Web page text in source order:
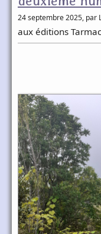
24 septembre 2025, par
aux éditions Tarmac